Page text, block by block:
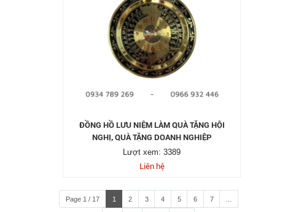
ĐỒNG HỒ LƯU NIỆM LÀM QUÀ TẶNG HỘI
NGHỊ, QUÀ TẶNG DOANH NGHIỆP
Lượt xem: 3389
Liên hệ
Page 1 / 17 1 2 3 4 5 6 7